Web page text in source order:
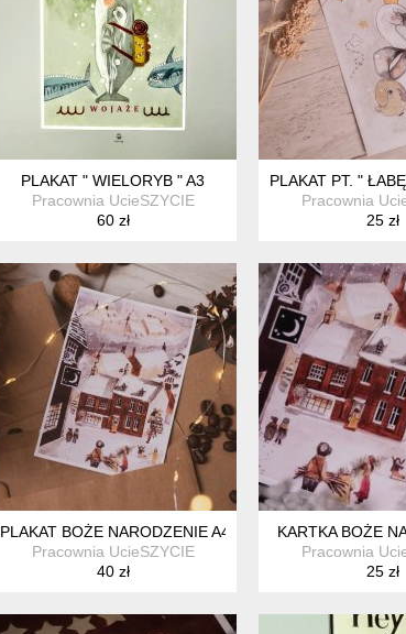
PLAKAT " WIELORYB " A3
Pracownia UcieSZYCIE
60 zł
PLAKAT PT. "
Pracownia
25 zł
PLAKAT BOŻE NARODZENIE A4
Pracownia UcieSZYCIE
40 zł
KARTKA BOŻE
Pracownia
25 zł